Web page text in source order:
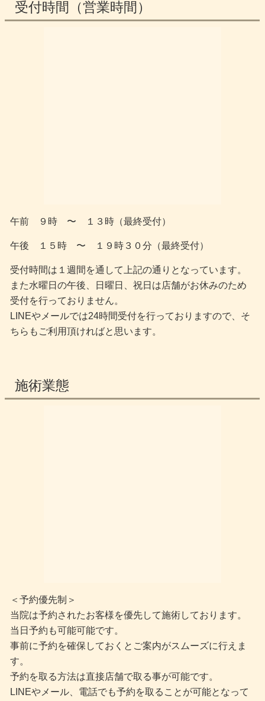
受付時間（営業時間）
午前 ９時 〜 １３時（最終受付）
午後 １５時 〜 １９時３０分（最終受付）
受付時間は１週間を通して上記の通りとなっています。
また水曜日の午後、日曜日、祝日は店舗がお休みのため
受付を行っておりません。
LINEやメールでは24時間受付を行っておりますので、そ
ちらもご利用頂ければと思います。
施術業態
＜予約優先制＞
当院は予約されたお客様を優先して施術しております。
当日予約も可能可能です。
事前に予約を確保しておくとご案内がスムーズに行えま
す。
予約を取る方法は直接店舗で取る事が可能です。
LINEやメール、電話でも予約を取ることが可能となって